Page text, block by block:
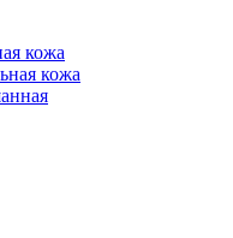
кожа
кожа